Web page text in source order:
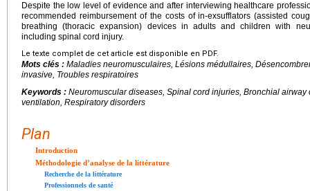
Despite the low level of evidence and after interviewing healthcare
recommended reimbursement of the costs of in-exsufflators (assisted
breathing (thoracic expansion) devices in adults and children with
including spinal cord injury.
Le texte complet de cet article est disponible en PDF.
Mots clés : Maladies neuromusculaires, Lésions médullaires,
invasive, Troubles respiratoires
Keywords : Neuromuscular diseases, Spinal cord injuries, Bronchial
ventilation, Respiratory disorders
Plan
Introduction
Méthodologie d’analyse de la littérature
Recherche de la littérature
Professionnels de santé